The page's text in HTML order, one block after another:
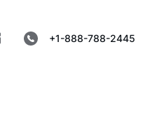
+1-888-788-2445